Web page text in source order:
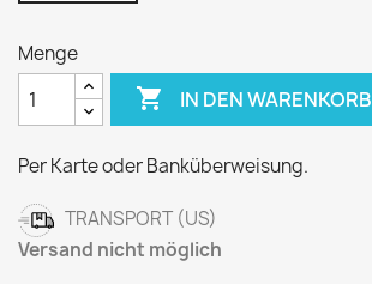
Menge
 IN DEN WARENKORB
Per Karte oder Banküberweisung.
TRANSPORT (US)
Versand nicht möglich